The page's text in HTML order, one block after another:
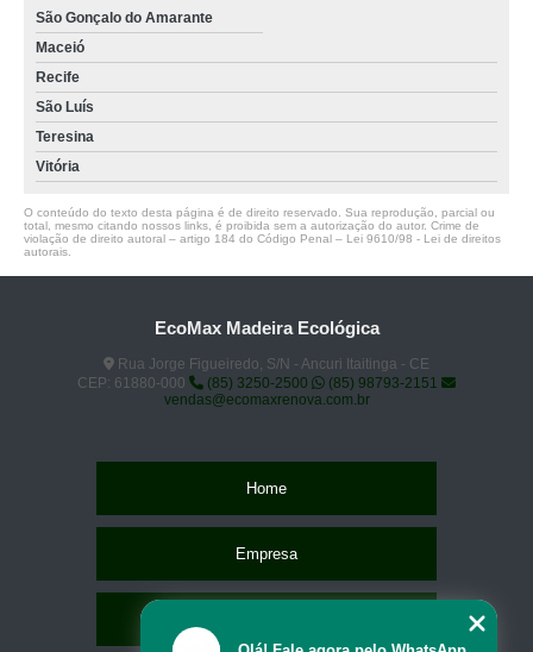
São Gonçalo do Amarante
Maceió
Recife
São Luís
Teresina
Vitória
O conteúdo do texto desta página é de direito reservado. Sua reprodução, parcial ou
total, mesmo citando nossos links, é proibida sem a autorização do autor. Crime de
violação de direito autoral – artigo 184 do Código Penal – Lei 9610/98 - Lei de direitos
autorais
EcoMax Madeira Ecológica
Rua Jorge Figueiredo, S/N - Ancuri Itaitinga - CE
CEP: 61880-000
(85) 3250-2500
(85) 98793-2151
vendas@ecomaxrenova.com.br
Home
Empresa